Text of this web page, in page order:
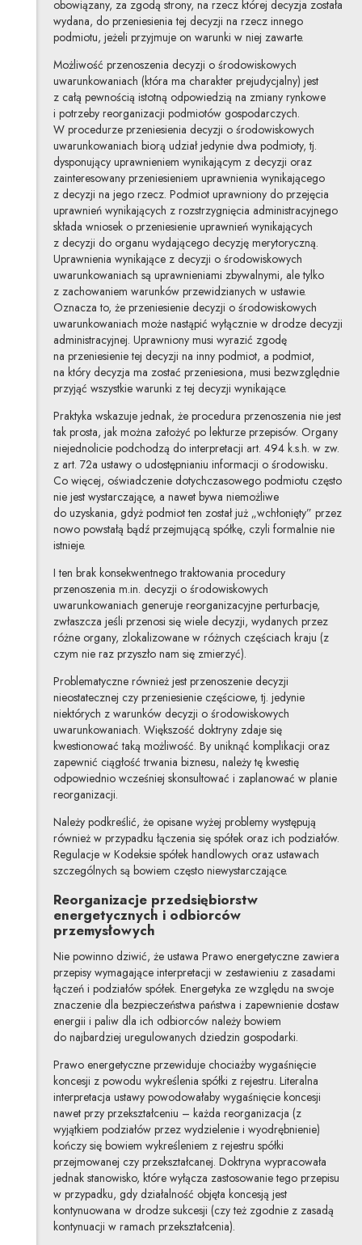
obowiązany, za zgodą strony, na rzecz której decyzja została
wydana, do przeniesienia tej decyzji na rzecz innego
podmiotu, jeżeli przyjmuje on warunki w niej zawarte.
Możliwość przenoszenia decyzji o środowiskowych
uwarunkowaniach (która ma charakter prejudycjalny) jest
z całą pewnością istotną odpowiedzią na zmiany rynkowe
i potrzeby reorganizacji podmiotów gospodarczych.
W procedurze przeniesienia decyzji o środowiskowych
uwarunkowaniach biorą udział jedynie dwa podmioty, tj.
dysponujący uprawnieniem wynikającym z decyzji oraz
zainteresowany przeniesieniem uprawnienia wynikającego
z decyzji na jego rzecz. Podmiot uprawniony do przejęcia
uprawnień wynikających z rozstrzygnięcia administracyjnego
składa wniosek o przeniesienie uprawnień wynikających
z decyzji do organu wydającego decyzję merytoryczną.
Uprawnienia wynikające z decyzji o środowiskowych
uwarunkowaniach są uprawnieniami zbywalnymi, ale tylko
z zachowaniem warunków przewidzianych w ustawie.
Oznacza to, że przeniesienie decyzji o środowiskowych
uwarunkowaniach może nastąpić wyłącznie w drodze decyzji
administracyjnej. Uprawniony musi wyrazić zgodę
na przeniesienie tej decyzji na inny podmiot, a podmiot,
na który decyzja ma zostać przeniesiona, musi bezwzględnie
przyjąć wszystkie warunki z tej decyzji wynikające.
Praktyka wskazuje jednak, że procedura przenoszenia nie jest
tak prosta, jak można założyć po lekturze przepisów. Organy
niejednolicie podchodzą do interpretacji art. 494 k.s.h. w zw.
z art. 72a ustawy o udostępnianiu informacji o środowisku.
Co więcej, oświadczenie dotychczasowego podmiotu często
nie jest wystarczające, a nawet bywa niemożliwe
do uzyskania, gdyż podmiot ten został już „wchłonięty” przez
nowo powstałą bądź przejmującą spółkę, czyli formalnie nie
istnieje.
I ten brak konsekwentnego traktowania procedury
przenoszenia m.in. decyzji o środowiskowych
uwarunkowaniach generuje reorganizacyjne perturbacje,
zwłaszcza jeśli przenosi się wiele decyzji, wydanych przez
różne organy, zlokalizowane w różnych częściach kraju (z
czym nie raz przyszło nam się zmierzyć).
Problematyczne również jest przenoszenie decyzji
nieostatecznej czy przeniesienie częściowe, tj. jedynie
niektórych z warunków decyzji o środowiskowych
uwarunkowaniach. Większość doktryny zdaje się
kwestionować taką możliwość. By uniknąć komplikacji oraz
zapewnić ciągłość trwania biznesu, należy tę kwestię
odpowiednio wcześniej skonsultować i zaplanować w planie
reorganizacji.
Należy podkreślić, że opisane wyżej problemy występują
również w przypadku łączenia się spółek oraz ich podziałów.
Regulacje w Kodeksie spółek handlowych oraz ustawach
szczególnych są bowiem często niewystarczające.
Reorganizacje przedsiębiorstw
energetycznych i odbiorców
przemysłowych
Nie powinno dziwić, że ustawa Prawo energetyczne zawiera
przepisy wymagające interpretacji w zestawieniu z zasadami
łączeń i podziałów spółek. Energetyka ze względu na swoje
znaczenie dla bezpieczeństwa państwa i zapewnienie dostaw
energii i paliw dla ich odbiorców należy bowiem
do najbardziej uregulowanych dziedzin gospodarki.
Prawo energetyczne przewiduje chociażby wygaśnięcie
koncesji z powodu wykreślenia spółki z rejestru. Literalna
interpretacja ustawy powodowałaby wygaśnięcie koncesji
nawet przy przekształceniu – każda reorganizacja (z
wyjątkiem podziałów przez wydzielenie i wyodrębnienie)
kończy się bowiem wykreśleniem z rejestru spółki
przejmowanej czy przekształcanej. Doktryna wypracowała
jednak stanowisko, które wyłącza zastosowanie tego przepisu
w przypadku, gdy działalność objęta koncesją jest
kontynuowana w drodze sukcesji (czy też zgodnie z zasadą
kontynuacji w ramach przekształcenia).